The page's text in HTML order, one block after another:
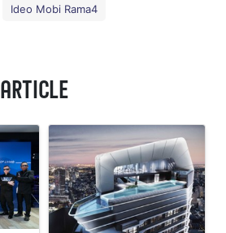
Ideo Mobi Rama4